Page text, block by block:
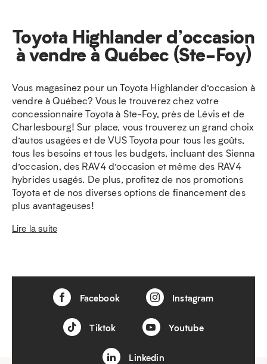
Toyota Highlander d’occasion
à vendre à Québec (Ste-Foy)
Vous magasinez pour un Toyota Highlander d’occasion à
vendre à Québec? Vous le trouverez chez votre
concessionnaire Toyota à Ste-Foy, près de Lévis et de
Charlesbourg! Sur place, vous trouverez un grand choix
d’autos usagées et de VUS Toyota pour tous les goûts,
tous les besoins et tous les budgets, incluant des Sienna
d’occasion, des RAV4 d’occasion et même des RAV4
hybrides usagés. De plus, profitez de nos promotions
Toyota et de nos diverses options de financement des
plus avantageuses!
Lire la suite
Facebook Instagram
Tiktok Youtube
Linkedin